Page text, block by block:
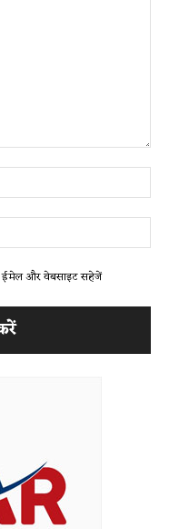
ईमेल और वेबसाइट सहेजें